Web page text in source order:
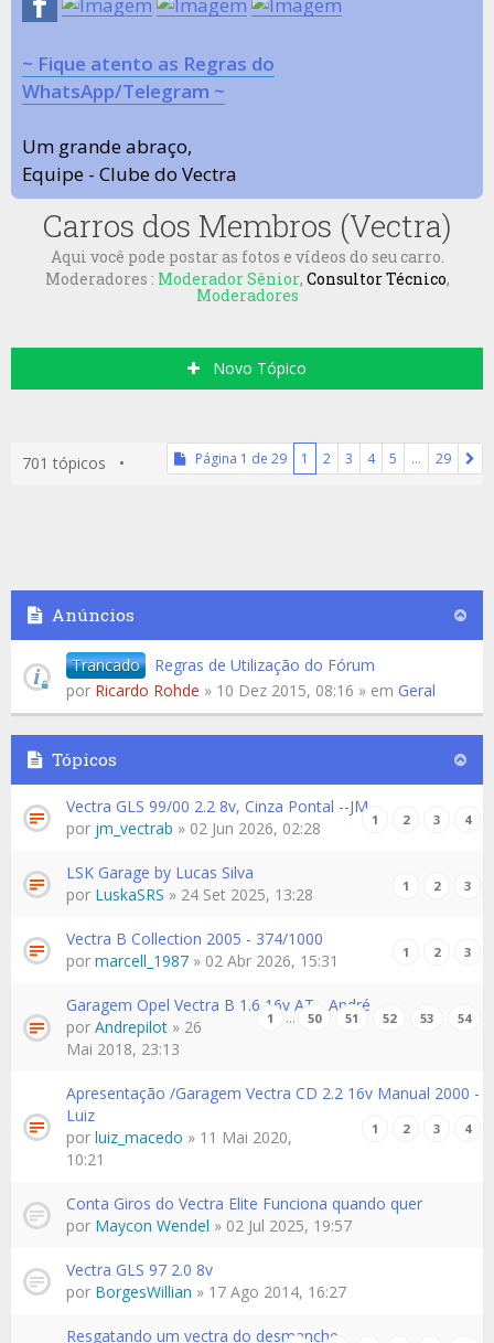
~ Fique atento as Regras do
WhatsApp/Telegram ~
Um grande abraço,
Equipe - Clube do Vectra
Carros dos Membros (Vectra)
Aqui você pode postar as fotos e vídeos do seu carro.
Moderadores : Moderador Sênior, Consultor Técnico,
Moderadores
Novo Tópico
701 tópicos • Página 1 de 29 1 2 3 4 5 … 29
Anúncios
Trancado
Regras de Utilização do Fórum
por Ricardo Rohde » 10 Dez 2015, 08:16 » em Geral
Tópicos
Vectra GLS 99/00 2.2 8v, Cinza Pontal --JM
1 2 3 4
por jm_vectrab » 02 Jun 2026, 02:28
LSK Garage by Lucas Silva
1 2 3
por LuskaSRS » 24 Set 2025, 13:28
Vectra B Collection 2005 - 374/1000
1 2 3
por marcell_1987 » 02 Abr 2026, 15:31
Garagem Opel Vectra B 1.6 16v AT - André
1 … 50 51 52 53 54
por Andrepilot » 26
Mai 2018, 23:13
Apresentação /Garagem Vectra CD 2.2 16v Manual 2000 -
Luiz
1 2 3 4
por luiz_macedo » 11 Mai 2020,
10:21
Conta Giros do Vectra Elite Funciona quando quer
por Maycon Wendel » 02 Jul 2025, 19:57
Vectra GLS 97 2.0 8v
por BorgesWillian » 17 Ago 2014, 16:27
Resgatando um vectra do desmanche